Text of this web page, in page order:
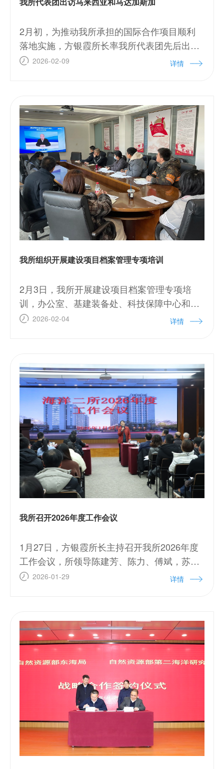
2月初，为推动我所承担的国际合作项目顺利
落地实施，方银霞所长率我所代表团先后出访
马来西亚和马达加斯加，通过实地对接和磋商
2026-02-09 详情
我所组织开展建设项目档案管理专项培训
2月3日，我所开展建设项目档案管理专项培
训，办公室、基建装备处、科技保障中心和专
项建设项目人员参加。
2026-02-04 详情
我所召开2026年度工作会议
1月27日，方银霞所长主持召开我所2026年度
工作会议，所领导陈建芳、陈力、傅斌，苏纪
兰院士、潘德炉院士、原总工黎明碧等领导及
2026-01-29 详情